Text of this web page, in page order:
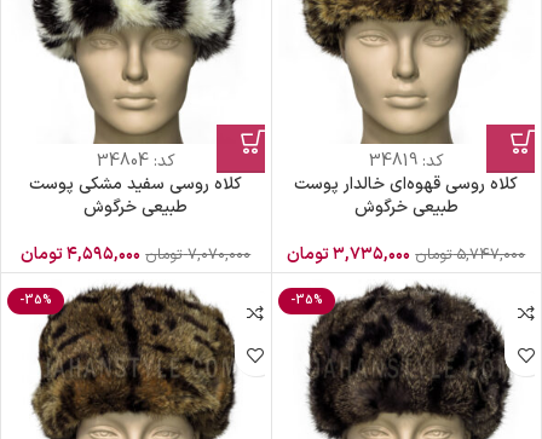
کد:34819
کلاه روسی قهوه‌ای خالدار پوست
طبیعی خرگوش
۵,۷۴۷,۰۰۰ تومان ۳,۷۳۵,۰۰۰تومان
کد:34804
کلاه روسی سفید مشکی پوست
طبیعی خرگوش
۷,۰۷۰,۰۰۰ تومان ۴,۵۹۵,۰۰۰تومان
-35%
-35%